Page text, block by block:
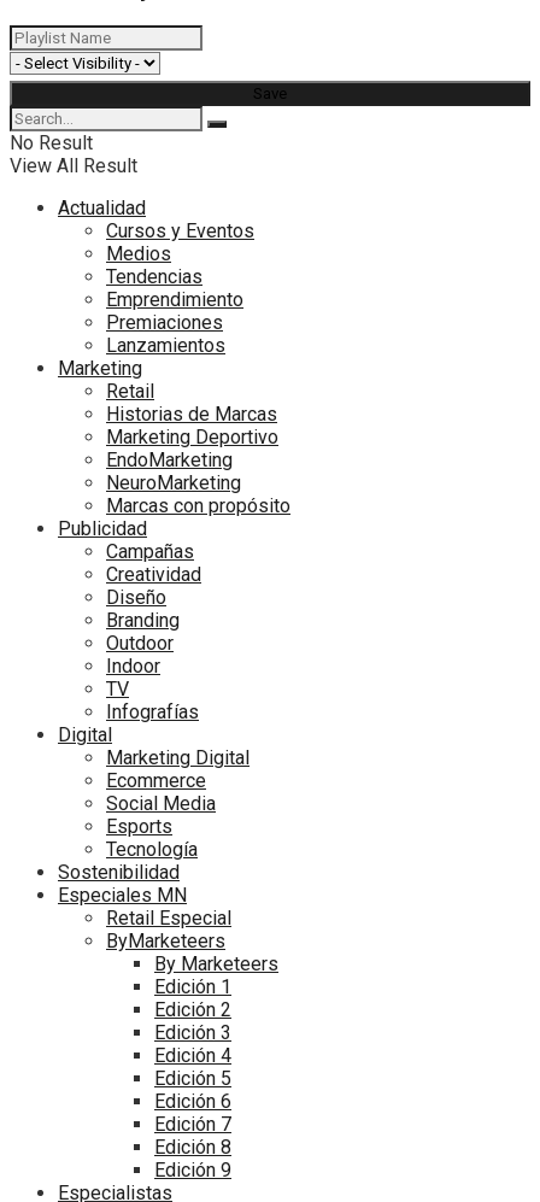
No Result
View All Result
Actualidad
Cursos y Eventos
Medios
Tendencias
Emprendimiento
Premiaciones
Lanzamientos
Marketing
Retail
Historias de Marcas
Marketing Deportivo
EndoMarketing
NeuroMarketing
Marcas con propósito
Publicidad
Campañas
Creatividad
Diseño
Branding
Outdoor
Indoor
TV
Infografías
Digital
Marketing Digital
Ecommerce
Social Media
Esports
Tecnología
Sostenibilidad
Especiales MN
Retail Especial
ByMarketeers
By Marketeers
Edición 1
Edición 2
Edición 3
Edición 4
Edición 5
Edición 6
Edición 7
Edición 8
Edición 9
Especialistas